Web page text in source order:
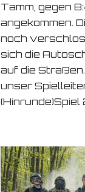
Tamm, gegen
angekommen.
noch
sich die
auf die
unser
(Hinrunde)Spiel